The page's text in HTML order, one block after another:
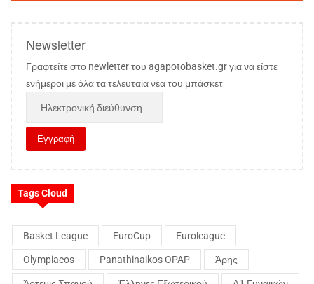
Newsletter
Γραφτείτε στο newletter του agapotobasket.gr για να είστε
ενήμεροι με όλα τα τελευταία νέα του μπάσκετ
Tags Cloud
Basket League EuroCup Euroleague
Olympiacos Panathinaikos OPAP Άρης